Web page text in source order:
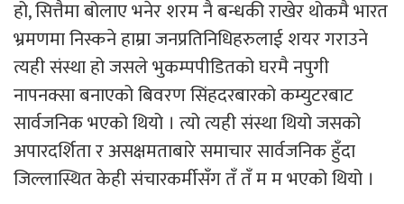
हो, सित्तैमा बोलाए भनेर शरम नै बन्धकी राखेर थोकमै भारत
भ्रमणमा निस्कने हाम्रा जनप्रतिनिधिहरुलाई शयर गराउने
त्यही संस्था हो जसले भुकम्पपीडितको घरमै नपुगी
नापनक्सा बनाएको बिवरण सिंहदरबारको कम्युटरबाट
सार्वजनिक भएको थियो । त्यो त्यही संस्था थियो जसको
अपारदर्शिता र असक्षमताबारे समाचार सार्वजनिक हुँदा
जिल्लास्थित केही संचारकर्मीसँग तँ तँ म म भएको थियो ।